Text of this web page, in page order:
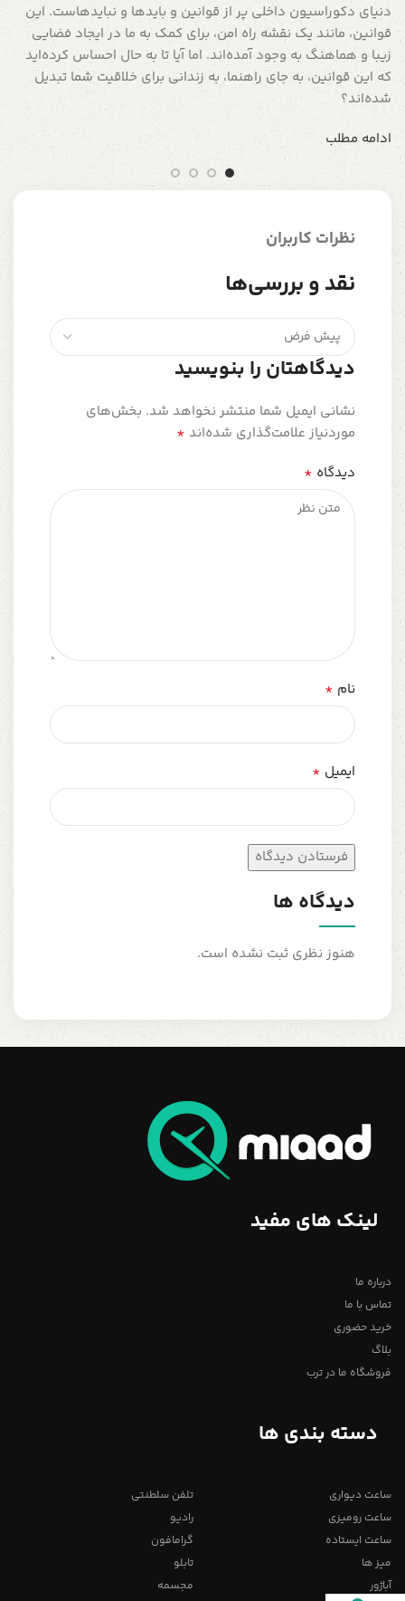
دنیای دکوراسیون داخلی پر از قوانین و بایدها و نبایدهاست. این
قوانین، مانند یک نقشه راه امن، برای کمک به ما در ایجاد فضایی
زیبا و هماهنگ به وجود آمده‌اند. اما آیا تا به حال احساس کرده‌اید
که این قوانین، به جای راهنما، به زندانی برای خلاقیت شما تبدیل
شده‌اند؟
ادامه مطلب
نظرات کاربران
نقد و بررسی‌ها
دیدگاهتان را بنویسید
نشانی ایمیل شما منتشر نخواهد شد. بخش‌های
موردنیاز علامت‌گذاری شده‌اند *
دیدگاه *
نام *
ایمیل *
دیدگاه ها
هنوز نظری ثبت نشده است.
لینک های مفید
درباره ما
تماس با ما
خرید حضوری
بلاگ
فروشگاه ما در ترب
دسته بندی ها
ساعت دیواری
ساعت رومیزی
ساعت ایستاده
میز ها
آباژور
تلفن سلطنتی
رادیو
گرامافون
تابلو
مجسمه